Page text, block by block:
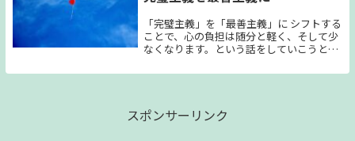
「完璧主義」を「最善主義」に シフトする
ことで、心の負担は随分と軽く、そして少
なくなります。という話をしていこうと思
スポンサーリンク